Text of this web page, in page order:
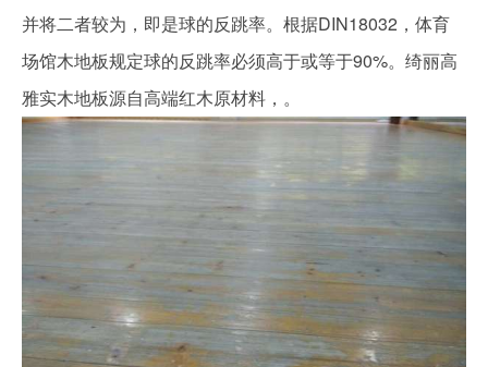
并将二者较为，即是球的反跳率。根据DIN18032，体育
场馆木地板规定球的反跳率必须高于或等于90%。绮丽高
雅实木地板源自高端红木原材料，。